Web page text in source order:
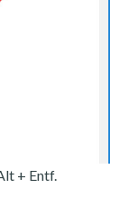
+ Entf.